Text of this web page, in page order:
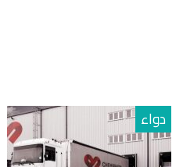
دواء